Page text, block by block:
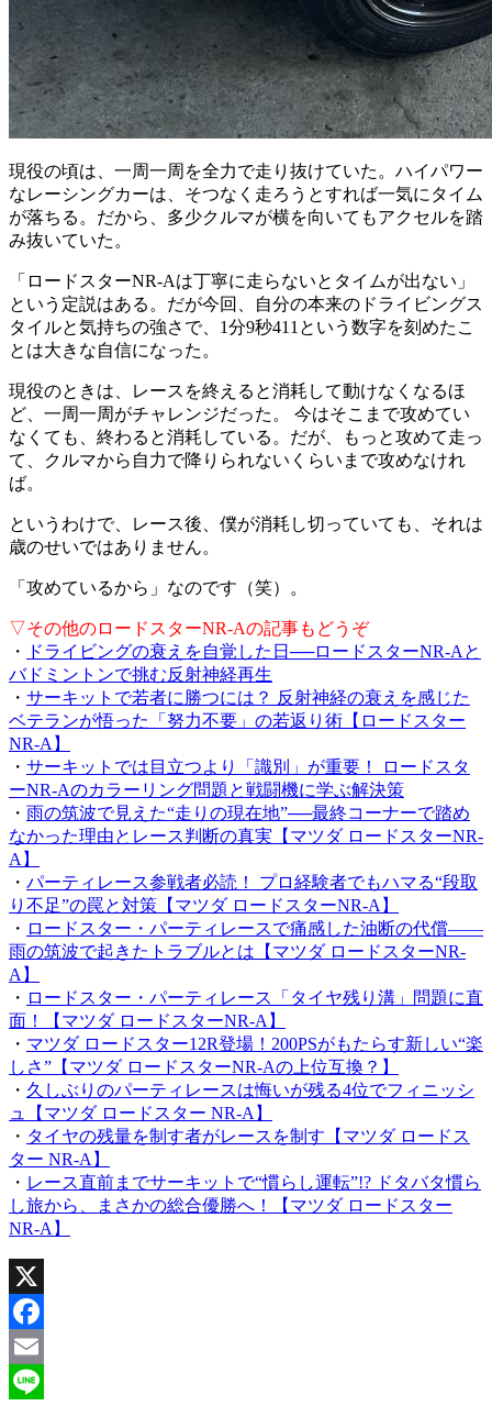
現役の頃は、一周一周を全力で走り抜けていた。ハイパワー
なレーシングカーは、そつなく走ろうとすれば一気にタイム
が落ちる。だから、多少クルマが横を向いてもアクセルを踏
み抜いていた。
「ロードスターNR-Aは丁寧に走らないとタイムが出ない」
という定説はある。だが今回、自分の本来のドライビングス
タイルと気持ちの強さで、1分9秒411という数字を刻めたこ
とは大きな自信になった。
現役のときは、レースを終えると消耗して動けなくなるほ
ど、一周一周がチャレンジだった。 今はそこまで攻めてい
なくても、終わると消耗している。だが、もっと攻めて走っ
て、クルマから自力で降りられないくらいまで攻めなけれ
ば。
というわけで、レース後、僕が消耗し切っていても、それは
歳のせいではありません。
「攻めているから」なのです（笑）。
▽その他のロードスターNR-Aの記事もどうぞ
・
ドライビングの衰えを自覚した日──ロードスターNR-Aと
バドミントンで挑む反射神経再生
・ サーキットで若者に勝つには？ 反射神経の衰えを感じた
ベテランが悟った「努力不要」の若返り術【ロードスター
NR-A】
・ サーキットでは目立つより「識別」が重要！ ロードスタ
ーNR-Aのカラーリング問題と戦闘機に学ぶ解決策
・ 雨の筑波で見えた“走りの現在地”──最終コーナーで踏め
なかった理由とレース判断の真実【マツダ ロードスターNR-
A】
・ パーティレース参戦者必読！ プロ経験者でもハマる“段取
り不足”の罠と対策【マツダ ロードスターNR-A】
・ ロードスター・パーティレースで痛感した油断の代償——
雨の筑波で起きたトラブルとは【マツダ ロードスターNR-
A】
・ ロードスター・パーティレース「タイヤ残り溝」問題に直
面！【マツダ ロードスターNR-A】
・ マツダ ロードスター12R登場！200PSがもたらす新しい“楽
しさ”【マツダ ロードスターNR-Aの上位互換？】
・ 久しぶりのパーティレースは悔いが残る4位でフィニッシ
ュ【マツダ ロードスター NR-A】
・ タイヤの残量を制す者がレースを制す【マツダ ロードス
ター NR-A】
・ レース直前までサーキットで“慣らし運転”!? ドタバタ慣ら
し旅から、まさかの総合優勝へ！【マツダ ロードスター
NR-A】
X
Facebook
Email